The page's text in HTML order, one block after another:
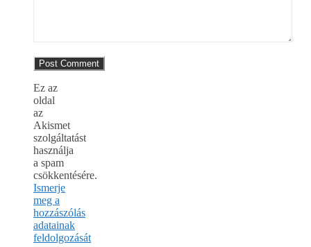
Ez az
oldal
az
Akismet
szolgáltatást
használja
a spam
csökkentésére.
Ismerje
meg a
hozzászólás
adatainak
feldolgozását